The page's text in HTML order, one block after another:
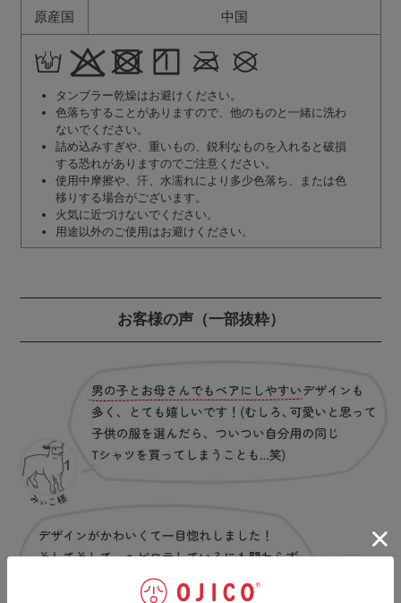
原産国 中国
タンブラー乾燥はお避けください。
色落ちすることがありますので、他のものと一緒に洗わ
ないでください。
詰め込みすぎや、重いもの、鋭利なものを入れると破損
する恐れがありますのでご注意ください。
使用中摩擦や、汗、水濡れにより多少色落ち、または色
移りする場合がございます。
火気に近づけないでください。
用途以外のご使用はお避けください。
お客様の声（一部抜粋）